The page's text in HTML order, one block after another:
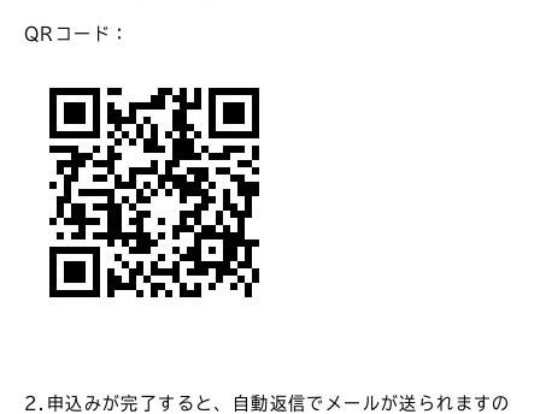
QRコード：
2.申込みが完了すると、自動返信でメールが送られますの